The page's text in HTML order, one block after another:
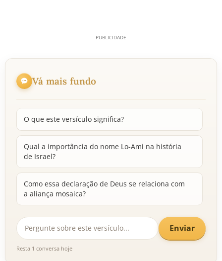
Vá mais fundo
O que este versículo significa?
Qual a importância do nome Lo-Ami na história
de Israel?
Como essa declaração de Deus se relaciona com
a aliança mosaica?
Enviar
Resta 1 conversa hoje